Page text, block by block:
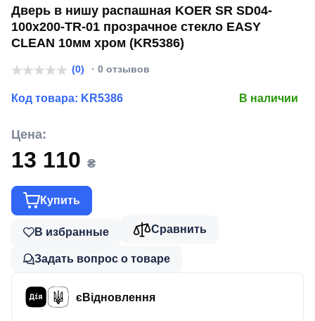
Дверь в нишу распашная KOER SR SD04-
100x200-TR-01 прозрачное стекло EASY
CLEAN 10мм хром (KR5386)
(0) · 0 отзывов
Код товара: KR5386 В наличии
Цена:
13 110 ₴
Купить
В избранные Сравнить
Задать вопрос о товаре
єВідновлення